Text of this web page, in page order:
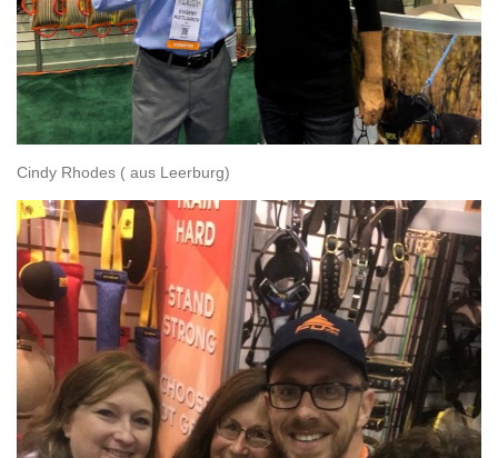
Cindy Rhodes ( aus Leerburg)